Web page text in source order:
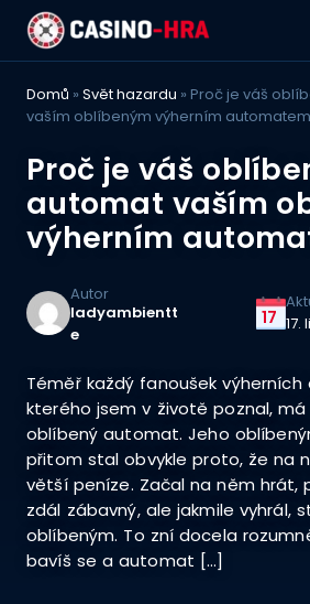
Domů » Svět hazardu » Proč je váš
vaším oblíbeným výherním
Proč je váš
automat vaším
výherním
Autor
ladyambientt
e
17 17.
Téměř každý fanoušek
kterého jsem v životě poznal,
oblíbený automat. Jeho
přitom stal obvykle proto, že na
větší peníze. Začal na něm hrát,
zdál zábavný, ale jakmile vyhrál,
oblíbeným. To zní docela
bavíš se a automat […]